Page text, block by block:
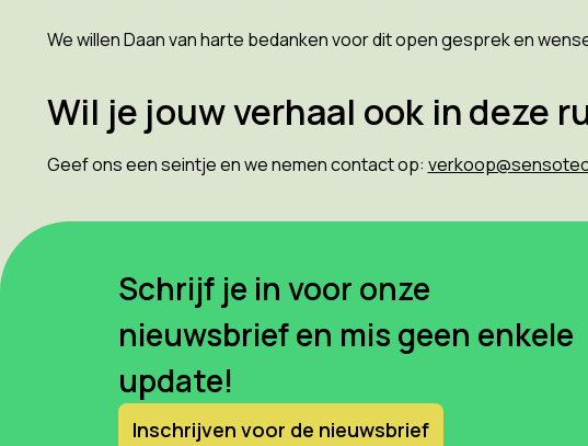
We willen Daan van harte bedanken voor dit open gesprek en
Wil je jouw verhaal ook in deze
Geef ons een seintje en we nemen contact op:
Schrijf je in voor onze
nieuwsbrief en mis geen enkele
update!
Inschrijven voor de nieuwsbrief